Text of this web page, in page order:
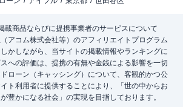
載商品ならびに提携事業者のサービスについて
アコム株式会社等）のアフィリエイトプログラム
かしながら、当サイトの掲載情報やランキングに
への評価は、提携の有無や金銭による影響を一切
ローン（キャッシング）について、客観的かつ公
ト利用者に提供することにより、「世の中からお
豊かになる社会」の実現を目指しております。